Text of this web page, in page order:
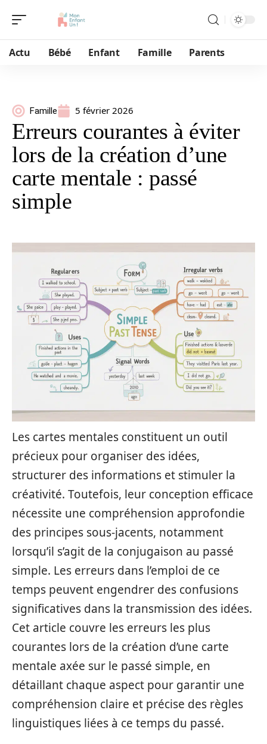
Actu Bébé Enfant Famille Parents
Famille 5 février 2026
Erreurs courantes à éviter
lors de la création d’une
carte mentale : passé
simple
Les cartes mentales constituent un outil
précieux pour organiser des idées,
structurer des informations et stimuler la
créativité. Toutefois, leur conception efficace
nécessite une compréhension approfondie
des principes sous-jacents, notamment
lorsqu’il s’agit de la conjugaison au passé
simple. Les erreurs dans l’emploi de ce
temps peuvent engendrer des confusions
significatives dans la transmission des idées.
Cet article couvre les erreurs les plus
courantes lors de la création d’une carte
mentale axée sur le passé simple, en
détaillant chaque aspect pour garantir une
compréhension claire et précise des règles
linguistiques liées à ce temps du passé.